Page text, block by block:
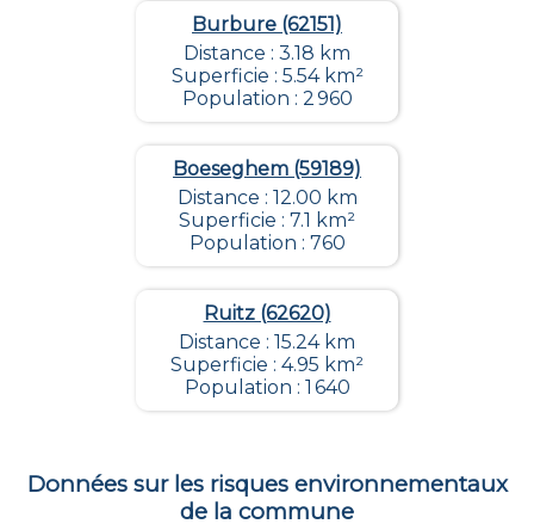
Burbure (62151)
Distance : 3.18 km
Superficie : 5.54 km²
Population : 2 960
Boeseghem (59189)
Distance : 12.00 km
Superficie : 7.1 km²
Population : 760
Ruitz (62620)
Distance : 15.24 km
Superficie : 4.95 km²
Population : 1 640
Données sur les risques environnementaux
de la commune